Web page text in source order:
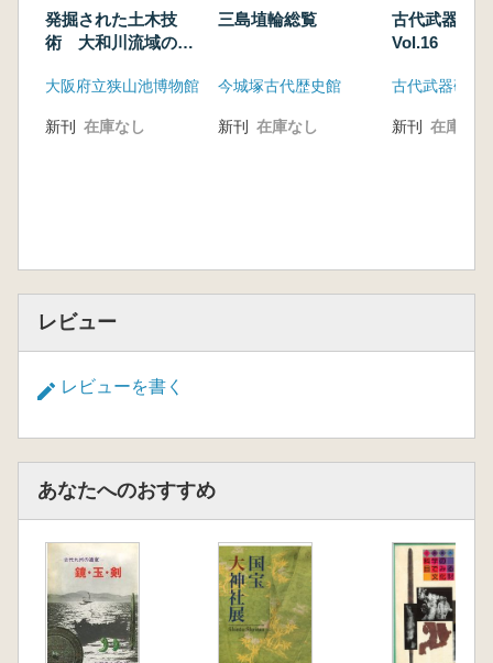
発掘された土木技
術 大和川流域の開
大阪府立狭山池博物館
新刊 在庫なし
三島埴輪総覧
今城塚古代歴史館
新刊 在庫なし
古代武器研
Vol.16
古代武器研究
新刊 在庫なし
レビュー
レビューを書く
あなたへのおすすめ